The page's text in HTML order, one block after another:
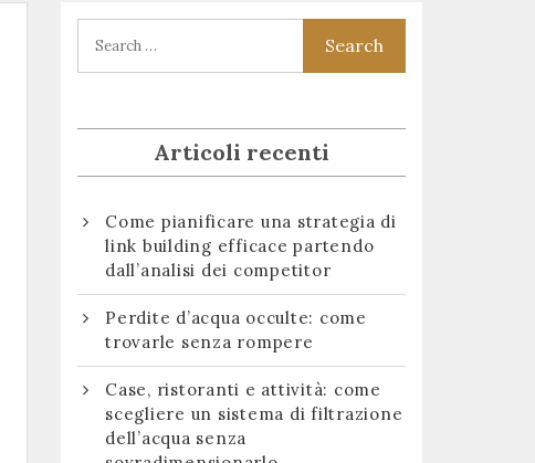
Articoli recenti
Come pianificare una strategia di
link building efficace partendo
dall’analisi dei competitor
Perdite d’acqua occulte: come
trovarle senza rompere
Case, ristoranti e attività: come
scegliere un sistema di filtrazione
dell’acqua senza